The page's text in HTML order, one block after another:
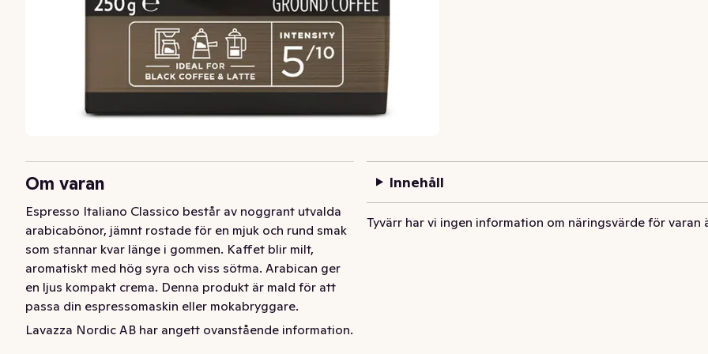
Om varan
Espresso Italiano Classico består av noggrant utvalda
arabicabönor, jämnt rostade för en mjuk och rund smak
som stannar kvar länge i gommen. Kaffet blir milt,
aromatiskt med hög syra och viss sötma. Arabican ger
en ljus kompakt crema. Denna produkt är mald för att
passa din espressomaskin eller mokabryggare.
Lavazza Espresso Italiano Classico är ett finmalet kaffe
Lavazza Nordic AB har angett ovanstående information.
Innehåll
Tyvärr har vi ingen information om näringsvärde för varan